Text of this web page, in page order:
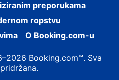
preporukama
ropstvu
O Booking.com-u
Booking.com™. Sva